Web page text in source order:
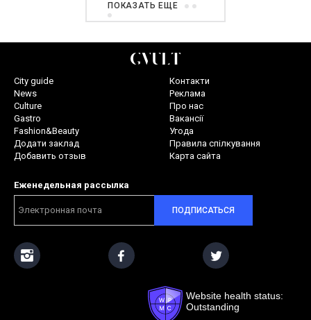
ПОКАЗАТЬ ЕЩЕ
City guide
News
Culture
Gastro
Fashion&Beauty
Додати заклад
Добавить отзыв
Контакти
Реклама
Про нас
Вакансії
Угода
Правила спілкування
Карта сайта
Еженедельная рассылка
ПОДПИСАТЬСЯ
Website health status:
Outstanding